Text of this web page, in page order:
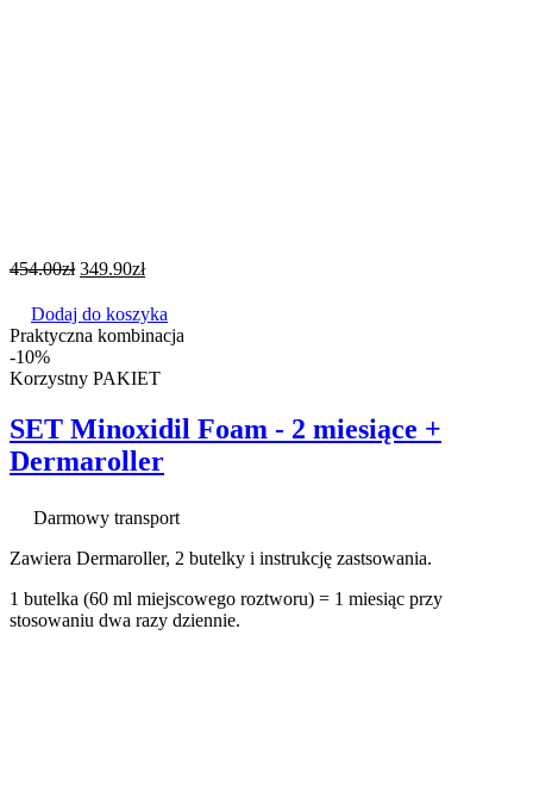
454.00zł 349.90zł
Dodaj do koszyka
Praktyczna kombinacja
-10%
Korzystny PAKIET
SET Minoxidil Foam - 2 miesiące +
Dermaroller
Darmowy transport
Zawiera Dermaroller, 2 butelky i instrukcję zastsowania.
1 butelka (60 ml miejscowego roztworu) = 1 miesiąc przy
stosowaniu dwa razy dziennie.